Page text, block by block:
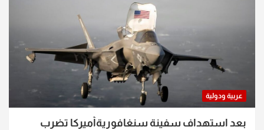
عربية ودولية
بعد استهداف سفينة سنغافوريةأميركا تضرب